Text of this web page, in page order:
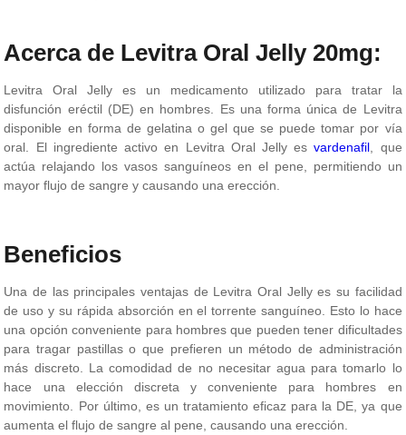
Acerca de Levitra Oral Jelly 20mg:
Levitra Oral Jelly es un medicamento utilizado para tratar la
disfunción eréctil (DE) en hombres. Es una forma única de Levitra
disponible en forma de gelatina o gel que se puede tomar por vía
oral. El ingrediente activo en Levitra Oral Jelly esvardenafil , que
actúa relajando los vasos sanguíneos en el pene, permitiendo un
mayor flujo de sangre y causando una erección.
Beneficios
Una de las principales ventajas de Levitra Oral Jelly es su facilidad
de uso y su rápida absorción en el torrente sanguíneo. Esto lo hace
una opción conveniente para hombres que pueden tener dificultades
para tragar pastillas o que prefieren un método de administración
más discreto. La comodidad de no necesitar agua para tomarlo lo
hace una elección discreta y conveniente para hombres en
movimiento. Por último, es un tratamiento eficaz para la DE, ya que
aumenta el flujo de sangre al pene, causando una erección.